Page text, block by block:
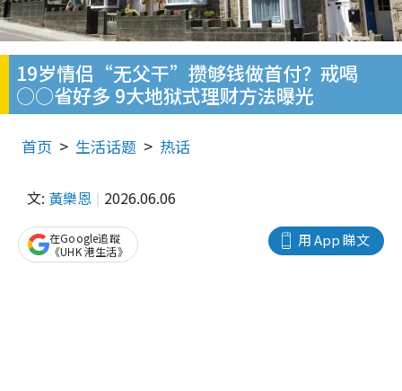
19岁情侣“无父干”攒够钱做首付？戒喝
○○省好多 9大地狱式理财方法曝光
首页 生活话题 热话
文: 黃樂恩 2026.06.06
用 App 睇文
在Google追蹤
《UHK 港生活》